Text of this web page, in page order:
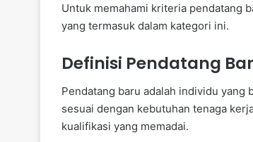
Untuk memahami kriteria pendatang
yang termasuk dalam kategori ini.
Definisi Pendatang
Pendatang baru adalah individu yang
sesuai dengan kebutuhan tenaga
kualifikasi yang memadai.